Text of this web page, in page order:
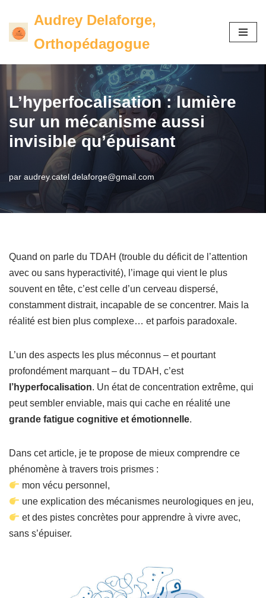
Aller
contenu
Audrey Delaforge,
Orthopédagogue
L’hyperfocalisation : lumière
sur un mécanisme aussi
invisible qu’épuisant
par audrey.catel.delaforge@gmail.com
Quand on parle du TDAH (trouble du déficit de l’attention
avec ou sans hyperactivité), l’image qui vient le plus
souvent en tête, c’est celle d’un cerveau dispersé,
constamment distrait, incapable de se concentrer. Mais la
réalité est bien plus complexe… et parfois paradoxale.
L’un des aspects les plus méconnus – et pourtant
profondément marquant – du TDAH, c’est
l’hyperfocalisation. Un état de concentration extrême, qui
peut sembler enviable, mais qui cache en réalité une
grande fatigue cognitive et émotionnelle.
Dans cet article, je te propose de mieux comprendre ce
phénomène à travers trois prismes :
mon vécu personnel,
une explication des mécanismes neurologiques en jeu,
et des pistes concrètes pour apprendre à vivre avec,
sans s’épuiser.